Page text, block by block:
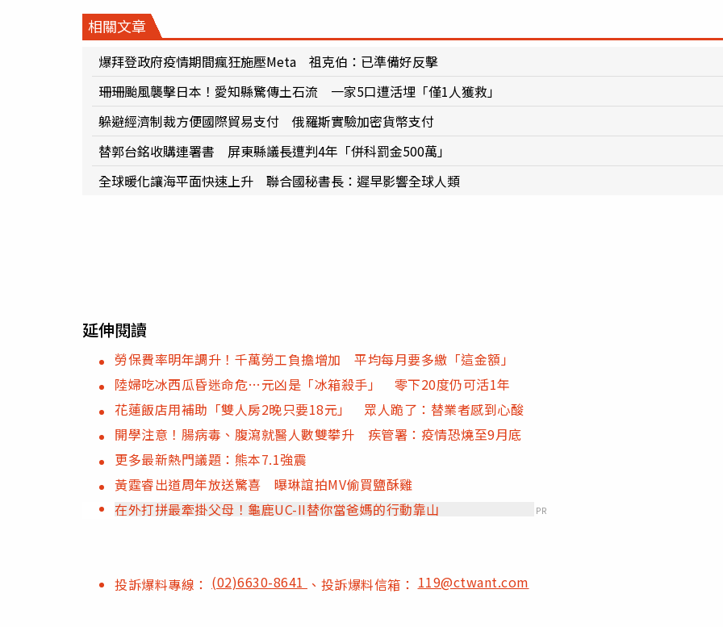
相關文章
爆拜登政府疫情期間瘋狂施壓Meta 祖克伯：已準備好反擊
珊珊颱風襲擊日本！愛知縣驚傳土石流 一家5口遭活埋「僅1人獲救」
躲避經濟制裁方便國際貿易支付 俄羅斯實驗加密貨幣支付
替郭台銘收購連署書 屏東縣議長遭判4年「併科罰金500萬」
全球暖化讓海平面快速上升 聯合國秘書長：遲早影響全球人類
延伸閱讀
勞保費率明年調升！千萬勞工負擔增加 平均每月要多繳「這金額」
陸婦吃冰西瓜昏迷命危…元凶是「冰箱殺手」 零下20度仍可活1年
花蓮飯店用補助「雙人房2晚只要18元」 眾人跪了：替業者感到心酸
開學注意！腸病毒、腹瀉就醫人數雙攀升 疾管署：疫情恐燒至9月底
更多最新熱門議題：熊本7.1強震
黃霆睿出道周年放送驚喜 曝琳誼拍MV偷買鹽酥雞
在外打拼最牽掛父母！龜鹿UC-II替你當爸媽的行動靠山
PR
投訴爆料專線： (02)6630-8641 、投訴爆料信箱：119@ctwant.com